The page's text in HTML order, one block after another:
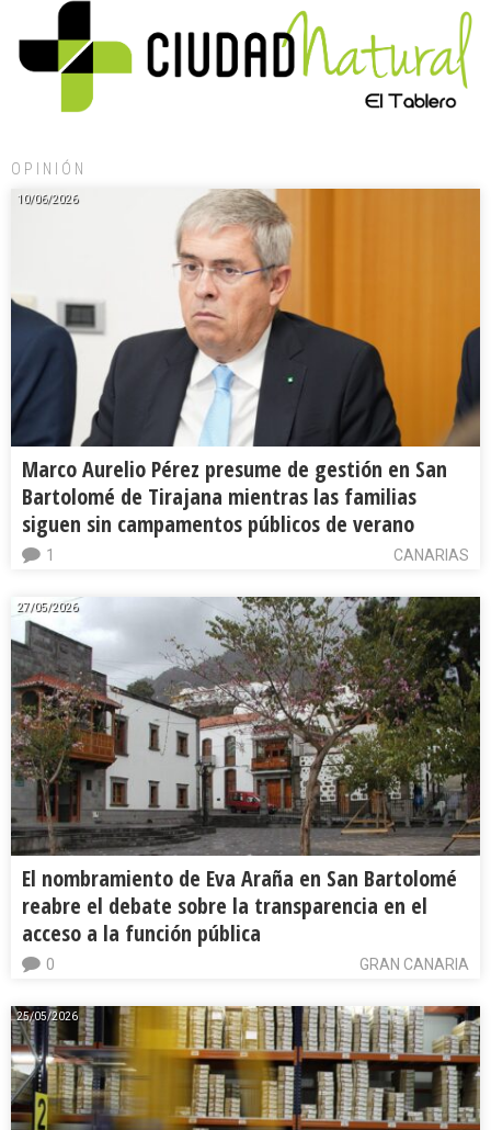
OPINIÓN
10/06/2026
Marco Aurelio Pérez presume de gestión en San
Bartolomé de Tirajana mientras las familias
siguen sin campamentos públicos de verano
CANARIAS
1
27/05/2026
El nombramiento de Eva Araña en San Bartolomé
reabre el debate sobre la transparencia en el
acceso a la función pública
GRAN CANARIA
0
25/05/2026